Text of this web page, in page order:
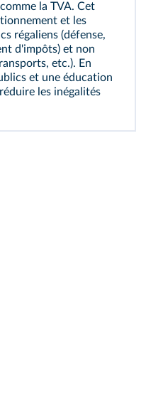
la TVA. Cet
et les
régaliens (défense,
d'impôts) et non
etc.). En
et une éducation
les inégalités